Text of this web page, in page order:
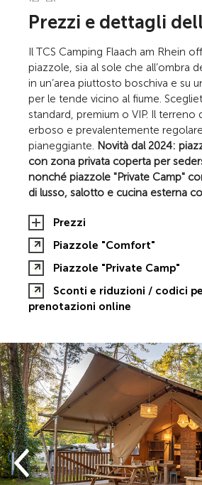
Prezzi e dettagli
Il TCS Camping Flaach am Rhein
piazzole, sia al sole che all’ombra
in un’area piuttosto boschiva e su
per le tende vicino al fiume.
standard, premium o VIP. Il terreno
erboso e prevalentemente
pianeggiante. Novità dal 2024:
con zona privata coperta per
nonché piazzole "Private Camp"
di lusso, salotto e cucina esterna
Prezzi
Piazzole "Comfort"
Piazzole "Private Camp"
Sconti e riduzioni / codici
prenotazioni online